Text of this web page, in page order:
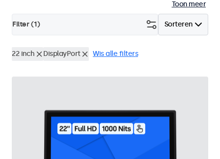
Toon meer
Sorteren
Filter (1)
22 inch DisplayPort Wis alle filters